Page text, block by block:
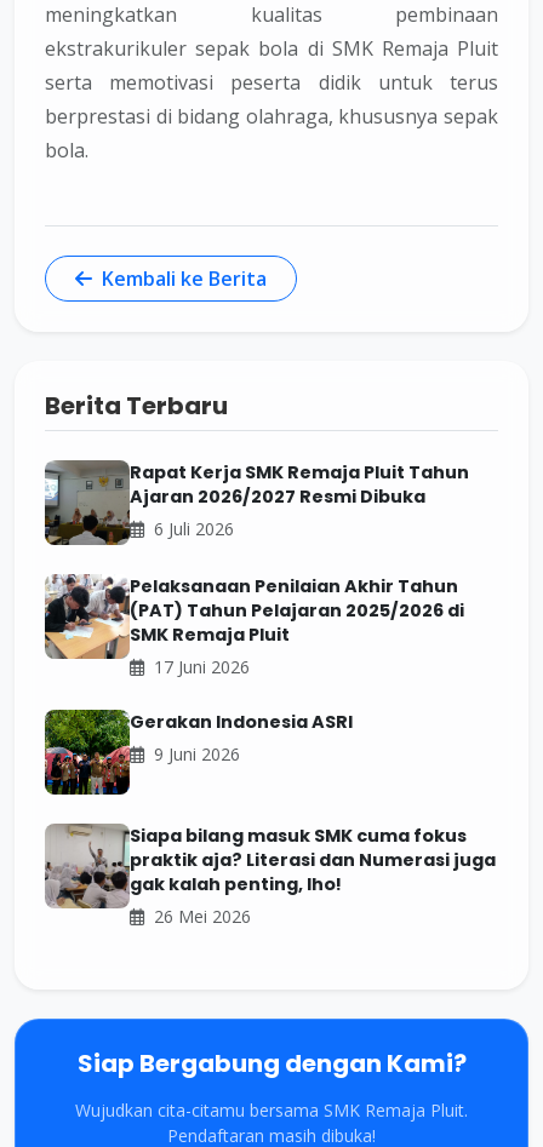
meningkatkan kualitas pembinaan
ekstrakurikuler sepak bola di SMK Remaja Pluit
serta memotivasi peserta didik untuk terus
berprestasi di bidang olahraga, khususnya sepak
bola.
Kembali ke Berita
Berita Terbaru
Rapat Kerja SMK Remaja Pluit Tahun
Ajaran 2026/2027 Resmi Dibuka
6 Juli 2026
Pelaksanaan Penilaian Akhir Tahun
(PAT) Tahun Pelajaran 2025/2026 di
SMK Remaja Pluit
17 Juni 2026
Gerakan Indonesia ASRI
9 Juni 2026
Siapa bilang masuk SMK cuma fokus
praktik aja? Literasi dan Numerasi juga
gak kalah penting, lho!
26 Mei 2026
Siap Bergabung dengan Kami?
Wujudkan cita-citamu bersama SMK Remaja Pluit.
Pendaftaran masih dibuka!